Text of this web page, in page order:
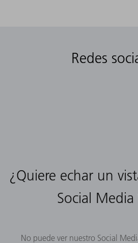
Redes
¿Quiere echar un
Social Media
No puede ver nuestro Social